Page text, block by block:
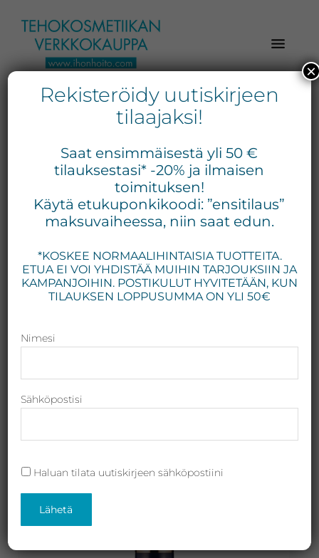
pääsisältöön
ensisijaiseen
sivupalkkiin
alatunnisteeseen
Ihonhoito.com
Kosmetiikan
verkkokauppa
Tilaa
tänään
Verkkokaupasta
tuotteet:
Exuviance,
Medik8,
Priori,
Bion,
Gernétic,
Revitalash,
Jane
Raili
Heliocare
skinbetterscience
Näytetään tulokset 1–6 / 23
Rekisteröidy uutiskirjeen
tilaajaksi!
Saat ensimmäisestä yli 50 €
tilauksestasi* -20% ja ilmaisen
toimituksen!
Käytä etukuponkikoodi: ”ensitilaus”
maksuvaiheessa, niin saat edun.
*KOSKEE NORMAALIHINTAISIA TUOTTEITA.
ETUA EI VOI YHDISTÄÄ MUIHIN TARJOUKSIIN JA
KAMPANJOIHIN. POSTIKULUT HYVITETÄÄN, KUN
TILAUKSEN LOPPUSUMMA ON YLI 50€
Nimesi
Sähköpostisi
Haluan tilata uutiskirjeen sähköpostiini
×